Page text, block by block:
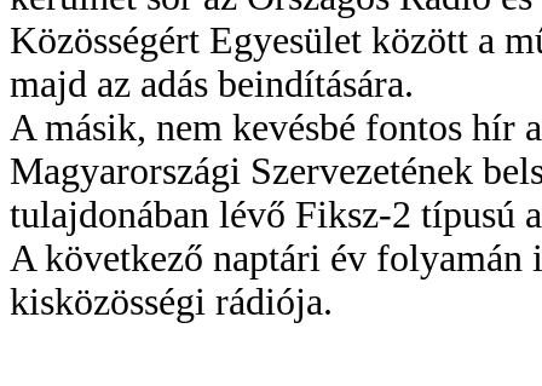
Közösségért Egyesület között a
majd az adás beindítására.
A másik, nem kevésbé fontos hír
Magyarországi Szervezetének
tulajdonában lévő Fiksz-2 típusú
A következő naptári év folyamán
kisközösségi rádiója.